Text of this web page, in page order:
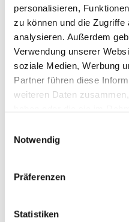
personalisieren,
zu können und die
analysieren. Außerdem
Verwendung unserer
soziale Medien, Werbung
Partner führen diese
weiteren Daten
Notwendig
Präferenzen
Statistiken
Feuerverzinkt nach DIN
Korrosionsschutz
Zinkschichtdicke ≥ 70
Außenbereich